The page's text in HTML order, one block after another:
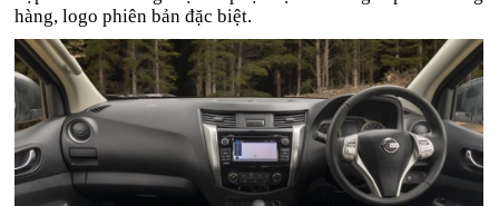
hàng, logo phiên bản đặc biệt.